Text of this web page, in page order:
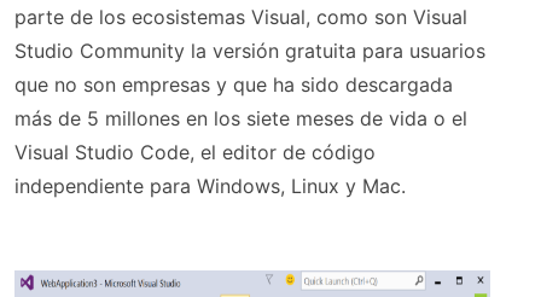
parte de los ecosistemas Visual, como son Visual
Studio Community la versión gratuita para usuarios
que no son empresas y que ha sido descargada
más de 5 millones en los siete meses de vida o el
Visual Studio Code, el editor de código
independiente para Windows, Linux y Mac.